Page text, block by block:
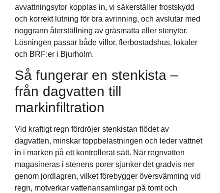
avvattningsytor kopplas in, vi säkerställer frostskydd
och korrekt lutning för bra avrinning, och avslutar med
noggrann återställning av gräsmatta eller stenytor.
Lösningen passar både villor, flerbostadshus, lokaler
och BRF:er i Bjurholm.
Så fungerar en stenkista –
från dagvatten till
markinfiltration
Vid kraftigt regn fördröjer stenkistan flödet av
dagvatten, minskar toppbelastningen och leder vattnet
in i marken på ett kontrollerat sätt. När regnvatten
magasineras i stenens porer sjunker det gradvis ner
genom jordlagren, vilket förebygger översvämning vid
regn, motverkar vattenansamlingar på tomt och